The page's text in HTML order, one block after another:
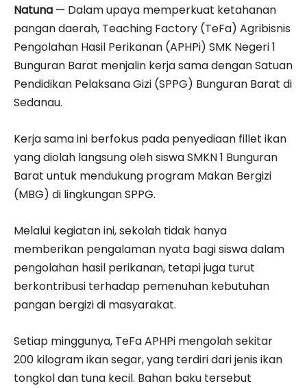
Natuna — Dalam upaya memperkuat ketahanan
pangan daerah, Teaching Factory (TeFa) Agribisnis
Pengolahan Hasil Perikanan (APHPi) SMK Negeri 1
Bunguran Barat menjalin kerja sama dengan Satuan
Pendidikan Pelaksana Gizi (SPPG) Bunguran Barat di
Sedanau.
Kerja sama ini berfokus pada penyediaan fillet ikan
yang diolah langsung oleh siswa SMKN 1 Bunguran
Barat untuk mendukung program Makan Bergizi
(MBG) di lingkungan SPPG.
Melalui kegiatan ini, sekolah tidak hanya
memberikan pengalaman nyata bagi siswa dalam
pengolahan hasil perikanan, tetapi juga turut
berkontribusi terhadap pemenuhan kebutuhan
pangan bergizi di masyarakat.
Setiap minggunya, TeFa APHPi mengolah sekitar
200 kilogram ikan segar, yang terdiri dari jenis ikan
tongkol dan tuna kecil. Bahan baku tersebut